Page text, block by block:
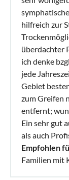
hilfreich zur
überdachter
ich denke
jede
Gebiet
zum Greifen
entfernt;
Ein sehr gut
als auch
Empfohlen
Familien mit